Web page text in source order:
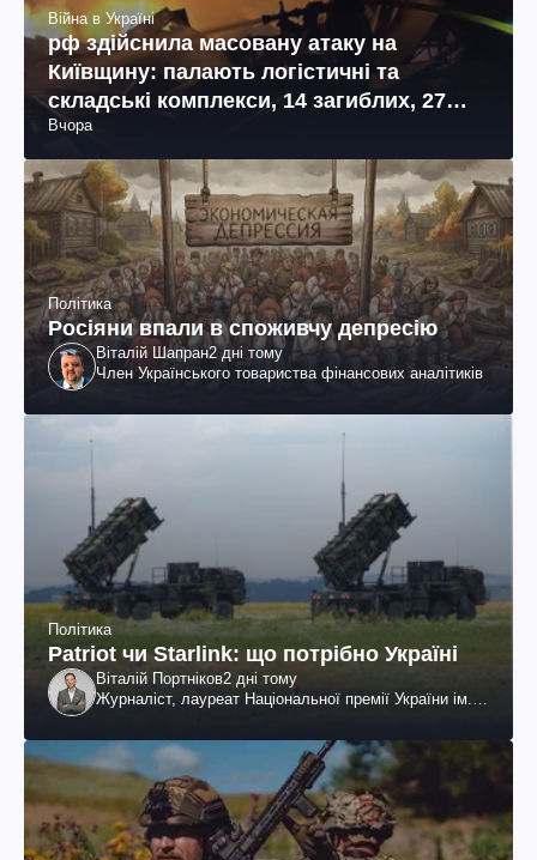
Війна в Україні
рф здійснила масовану атаку на
Київщину: палають логістичні та
складські комплекси, 14 загиблих, 27
поранених (фото, відео)
Вчора
Політика
Росіяни впали в споживчу депресію
Віталій Шапран2 дні тому
Член Українського товариства фінансових аналітиків
Політика
Patriot чи Starlink: що потрібно Україні
Віталій Портніков2 дні тому
Журналіст, лауреат Національної премії України ім.